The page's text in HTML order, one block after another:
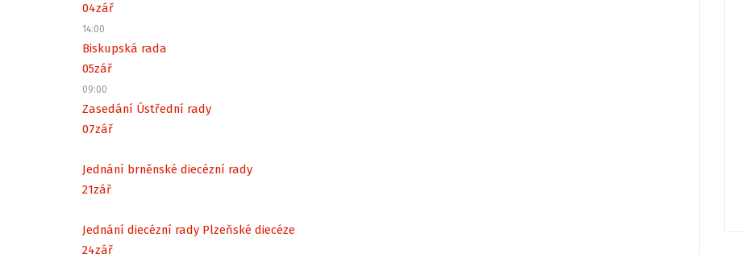
04zář
14:00
Biskupská rada
05zář
09:00
Zasedání Ústřední rady
07zář
Jednání brněnské diecézní rady
21zář
Jednání diecézní rady Plzeňské diecéze
24zář